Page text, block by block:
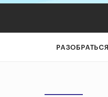
РАЗОБРАТЬСЯ